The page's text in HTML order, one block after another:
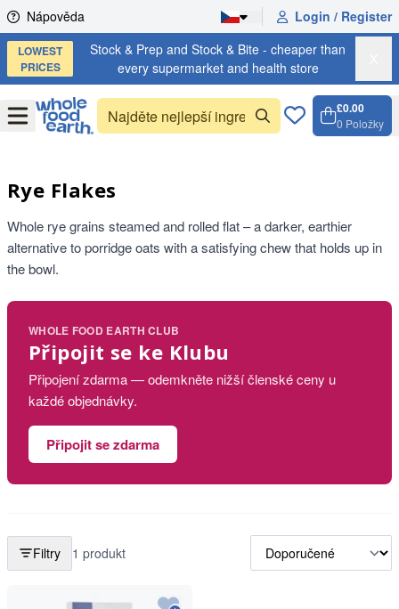
Skip to content
Nápověda Login / Register
LOWEST
PRICES
Stock & Prep and Stock & Bite - cheaper than
every supermarket and health store
OpenMenu
£0.00
0 Položky
Rye Flakes
Whole rye grains steamed and rolled flat – a darker, earthier
alternative to porridge oats with a satisfying chew that holds up in
the bowl.
WHOLE FOOD EARTH CLUB
Připojit se ke Klubu
Připojení zdarma — odemkněte nižší členské ceny u
každé objednávky.
Připojit se zdarma
Filtry 1 produkt